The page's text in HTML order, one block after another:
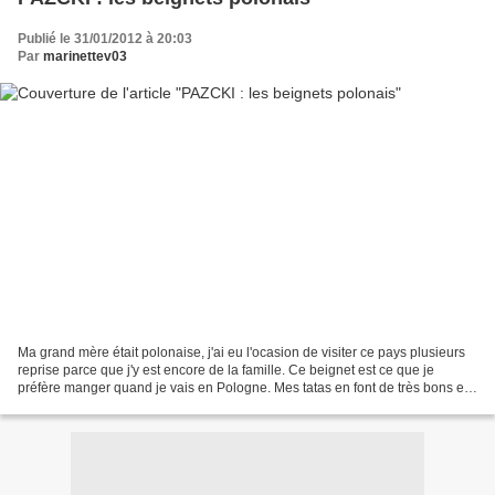
Publié le 31/01/2012 à 20:03
Par marinettev03
Ma grand mère était polonaise, j'ai eu l'ocasion de visiter ce pays plusieurs
reprise parce que j'y est encore de la famille. Ce beignet est ce que je
préfère manger quand je vais en Pologne. Mes tatas en font de très bons et